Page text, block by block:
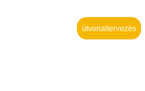
útvonaltervezés